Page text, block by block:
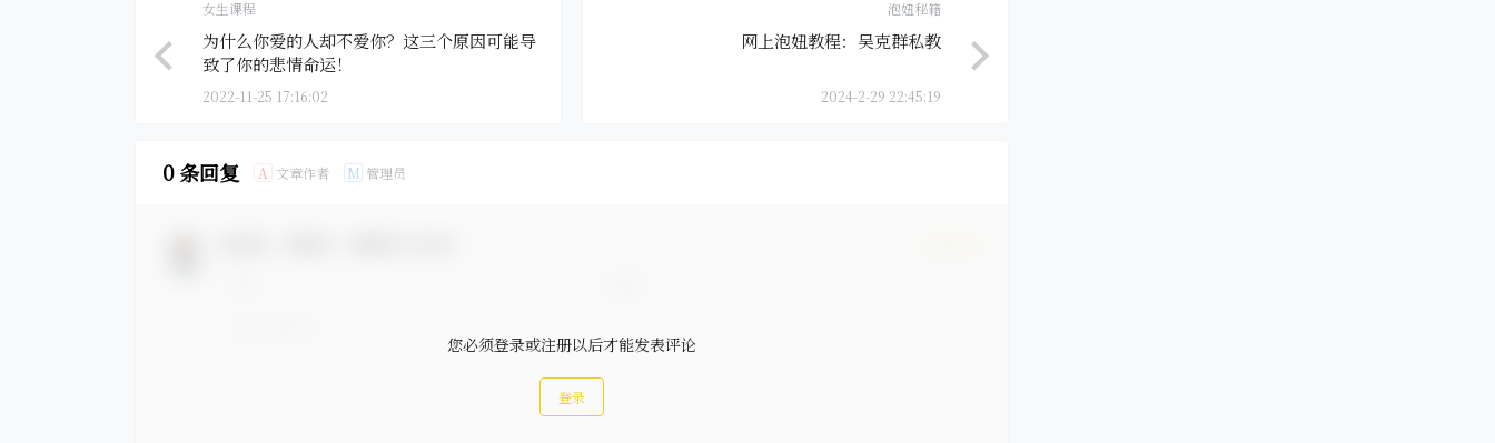
女生课程
为什么你爱的人却不爱你？这三个原因可能导
致了你的悲情命运！
2022-11-25 17:16:02
泡妞秘籍
网上泡妞教程：吴克群私教
2024-2-29 22:45:19
0 条回复 A 文章作者 M 管理员
您必须登录或注册以后才能发表评论
登录